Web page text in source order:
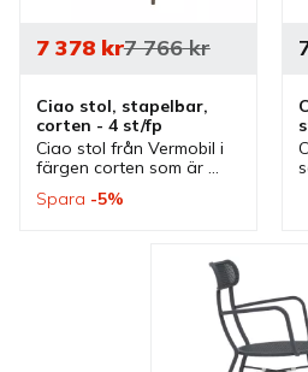
Ciao stol, stapelbar,
corten - 4 st/fp
Ciao stol från Vermobil i
färgen corten som är
serie där även en
7 378kr7 766kr
Spara 5%